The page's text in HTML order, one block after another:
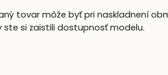
tovar môže byť pri naskladnení
ste si zaistili dostupnosť modelu.